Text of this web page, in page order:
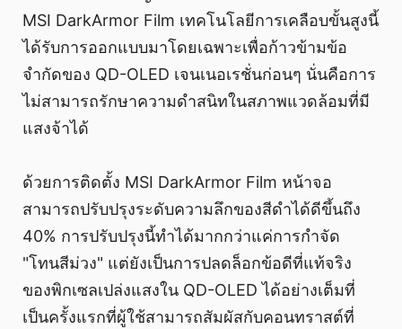
MSI DarkArmor Film เทคโนโลยีการเคลือบขั้นสูงนี้
ได้รับการออกแบบมาโดยเฉพาะเพื่อก้าวข้ามข้อ
จำกัดของ QD-OLED เจนเนอเรชั่นก่อนๆ นั่นคือการ
ไม่สามารถรักษาความดำสนิทในสภาพแวดล้อมที่มี
แสงจ้าได้
ด้วยการติดตั้ง MSI DarkArmor Film หน้าจอ
สามารถปรับปรุงระดับความลึกของสีดำได้ดีขึ้นถึง
40% การปรับปรุงนี้ทำได้มากกว่าแค่การกำจัด
"โทนสีม่วง" แต่ยังเป็นการปลดล็อกข้อดีที่แท้จริง
ของพิกเซลเปล่งแสงใน QD-OLED ได้อย่างเต็มที่
เป็นครั้งแรกที่ผู้ใช้สามารถสัมผัสกับคอนทราสต์ที่